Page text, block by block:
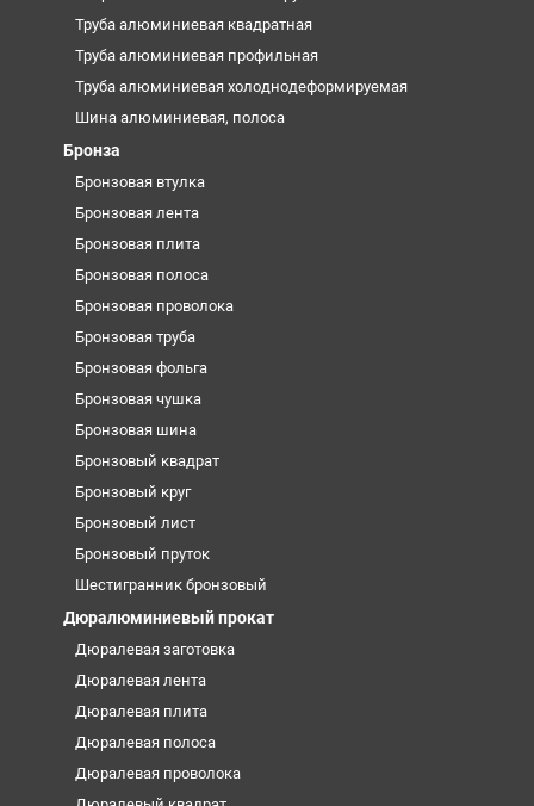
Труба алюминиевая квадратная
Труба алюминиевая профильная
Труба алюминиевая холоднодеформируемая
Шина алюминиевая, полоса
Бронза
Бронзовая втулка
Бронзовая лента
Бронзовая плита
Бронзовая полоса
Бронзовая проволока
Бронзовая труба
Бронзовая фольга
Бронзовая чушка
Бронзовая шина
Бронзовый квадрат
Бронзовый круг
Бронзовый лист
Бронзовый пруток
Шестигранник бронзовый
Дюралюминиевый прокат
Дюралевая заготовка
Дюралевая лента
Дюралевая плита
Дюралевая полоса
Дюралевая проволока